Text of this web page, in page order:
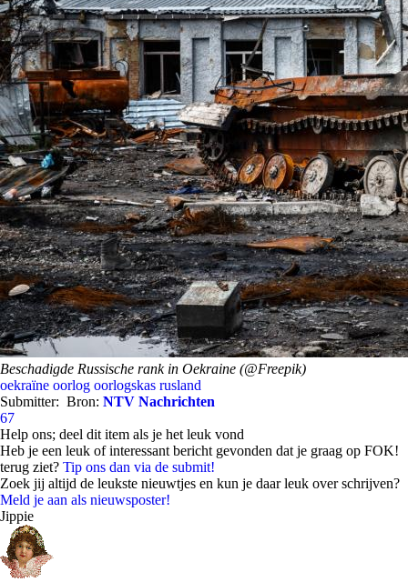
Beschadigde Russische rank in Oekraine (@Freepik)
oekraïne oorlog oorlogskas rusland
Submitter: Bron: NTV Nachrichten
67
Help ons; deel dit item als je het leuk vond
Heb je een leuk of interessant bericht gevonden dat je graag op FOK!
terug ziet? Tip ons dan via de submit!
Zoek jij altijd de leukste nieuwtjes en kun je daar leuk over schrijven?
Meld je aan als nieuwsposter!
Jippie